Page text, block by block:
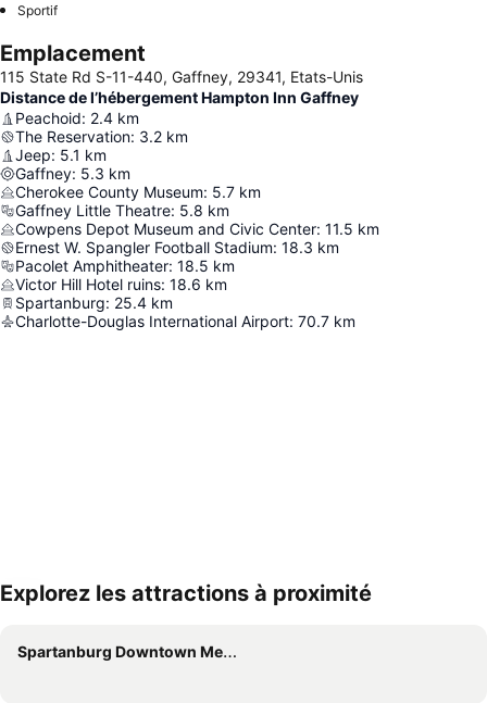
Sportif
Emplacement
115 State Rd S-11-440, Gaffney, 29341, Etats-Unis
Distance de l’hébergement Hampton Inn Gaffney
Peachoid: 2.4 km
The Reservation: 3.2 km
Jeep: 5.1 km
Gaffney: 5.3 km
Cherokee County Museum: 5.7 km
Gaffney Little Theatre: 5.8 km
Cowpens Depot Museum and Civic Center: 11.5 km
Ernest W. Spangler Football Stadium: 18.3 km
Pacolet Amphitheater: 18.5 km
Victor Hill Hotel ruins: 18.6 km
Spartanburg: 25.4 km
Charlotte-Douglas International Airport: 70.7 km
Explorez les attractions à proximité
Spartanburg Downtown Memorial Airport